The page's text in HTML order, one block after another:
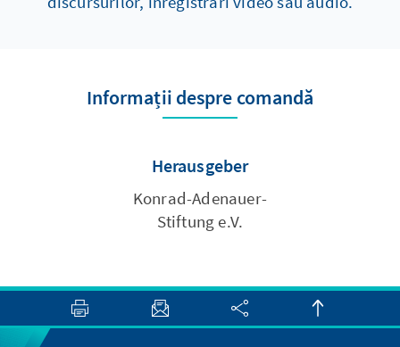
Informații despre comandă
Herausgeber
Konrad-Adenauer-
Stiftung e.V.